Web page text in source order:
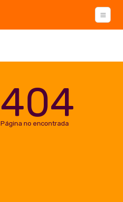
404
Página no encontrada